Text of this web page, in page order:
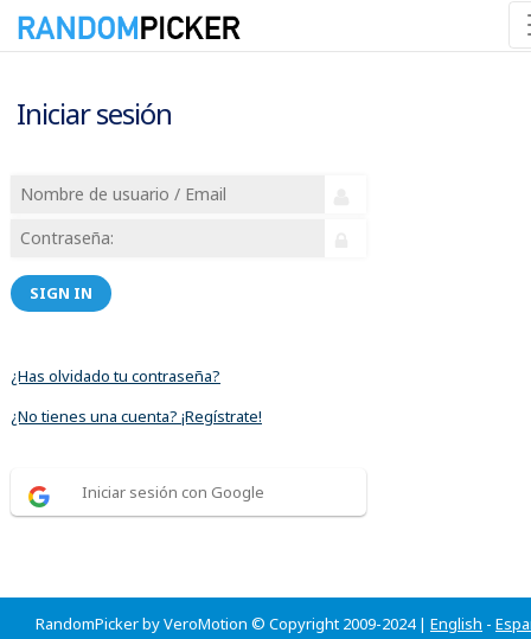
Iniciar sesión
SIGN IN
¿Has olvidado tu contraseña?
¿No tienes una cuenta? ¡Regístrate!
Iniciar sesión con Google
RandomPicker by VeroMotion © Copyright 2009-2024 | English -